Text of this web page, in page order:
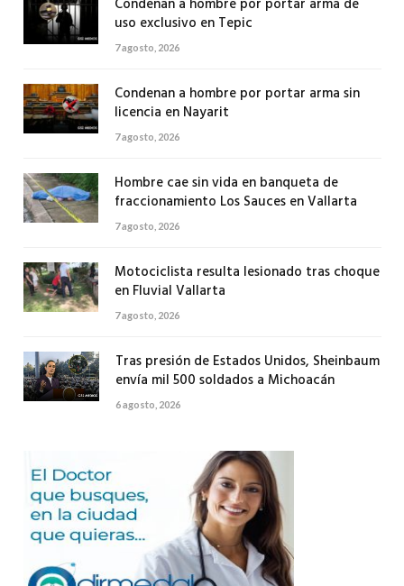
Condenan a hombre por portar arma de
uso exclusivo en Tepic
7 agosto, 2026
Condenan a hombre por portar arma sin
licencia en Nayarit
7 agosto, 2026
Hombre cae sin vida en banqueta de
fraccionamiento Los Sauces en Vallarta
7 agosto, 2026
Motociclista resulta lesionado tras choque
en Fluvial Vallarta
7 agosto, 2026
Tras presión de Estados Unidos, Sheinbaum
envía mil 500 soldados a Michoacán
6 agosto, 2026